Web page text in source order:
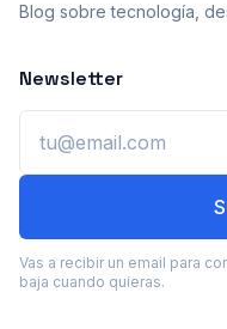
Blog sobre tecnología,
Newsletter
Vas a recibir un email para
baja cuando quieras.